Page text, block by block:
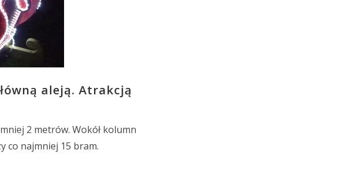
aleją. Atrakcją
2 metrów. Wokół kolumn
co najmniej 15 bram.